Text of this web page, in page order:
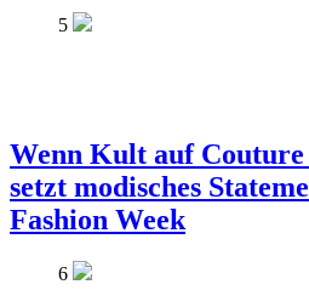
5
Wenn Kult auf
setzt modisches
Fashion Week
6